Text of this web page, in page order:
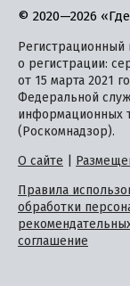
© 2020—2026
Регистрационный
о регистрации:
от 15 марта 2021
Федеральной
информационных
(Роскомнадзор).
О сайте
Правила
обработки
соглашение